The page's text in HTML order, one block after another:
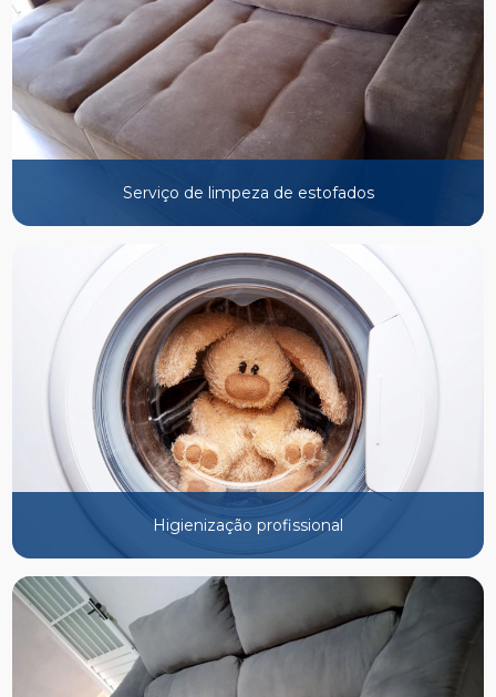
Serviço de limpeza de estofados
Higienização profissional